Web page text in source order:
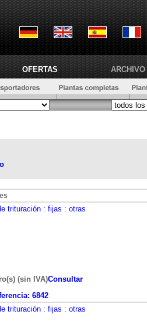
OFERTAS ARCHIVO
trituración : fijas : otras
(sin IVA)Consultar
6842
trituración : fijas : otras